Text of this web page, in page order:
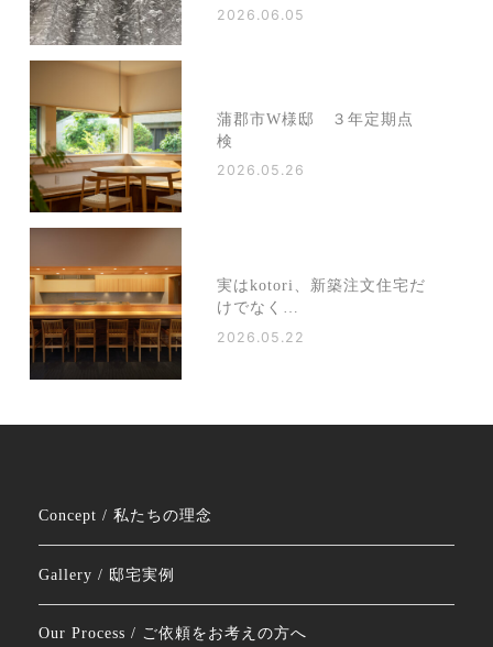
2026.06.05
蒲郡市W様邸 ３年定期点
検
2026.05.26
実はkotori、新築注文住宅だ
けでなく…
2026.05.22
Concept / 私たちの理念
Gallery / 邸宅実例
Our Process / ご依頼をお考えの方へ